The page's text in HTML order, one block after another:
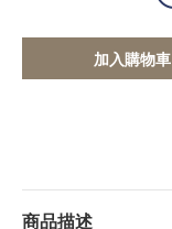
加入購物車
商品描述